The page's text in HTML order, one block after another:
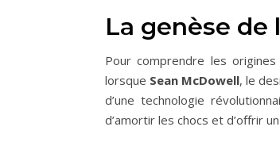
La genèse de
Pour comprendre les
lorsque Sean McDowell, le
d’une technologie
d’amortir les chocs et d’offrir